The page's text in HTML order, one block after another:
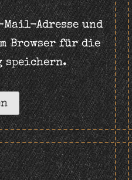
Mail-Adresse und
Browser für die
speichern.